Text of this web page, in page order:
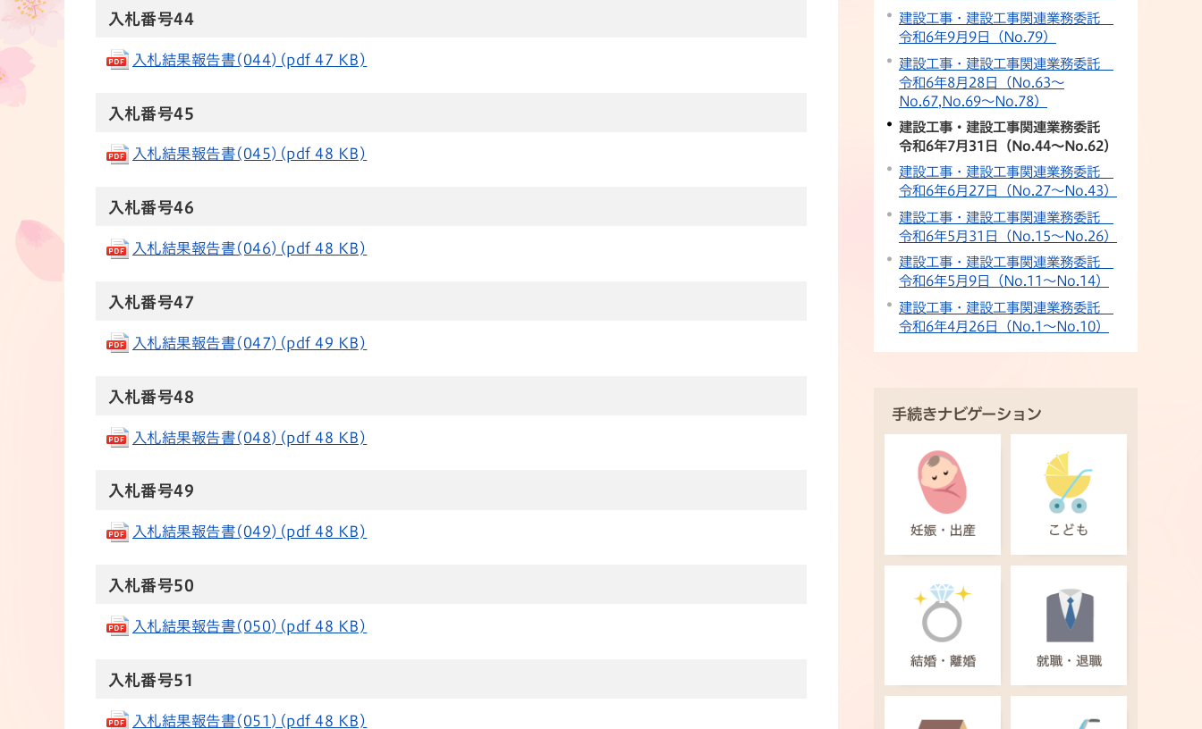
入札番号44
入札結果報告書(044)(pdf 47 KB)
入札番号45
入札結果報告書(045)(pdf 48 KB)
入札番号46
入札結果報告書(046)(pdf 48 KB)
入札番号47
入札結果報告書(047)(pdf 49 KB)
​​入札番号48
入札結果報告書(048)(pdf 48 KB)
​​入札番号49
入札結果報告書(049)(pdf 48 KB)
​​入札番号50
入札結果報告書(050)(pdf 48 KB)
​​入札番号51
入札結果報告書(051)(pdf 48 KB)
建設工事・建設工事関連業務委託
令和6年9月9日（No.79）
建設工事・建設工事関連業務委託
令和6年8月28日（No.63〜
No.67,No.69〜No.78）
建設工事・建設工事関連業務委託
令和6年7月31日（No.44〜No.62）
建設工事・建設工事関連業務委託
令和6年6月27日（No.27〜No.43）
建設工事・建設工事関連業務委託
令和6年5月31日（No.15〜No.26）
建設工事・建設工事関連業務委託
令和6年5月9日（No.11〜No.14）
建設工事・建設工事関連業務委託
令和6年4月26日（No.1〜No.10）
手続きナビゲーション